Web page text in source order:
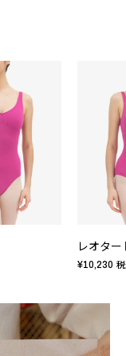
レオター
¥10,230